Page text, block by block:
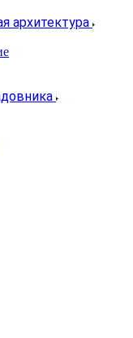
архитектура